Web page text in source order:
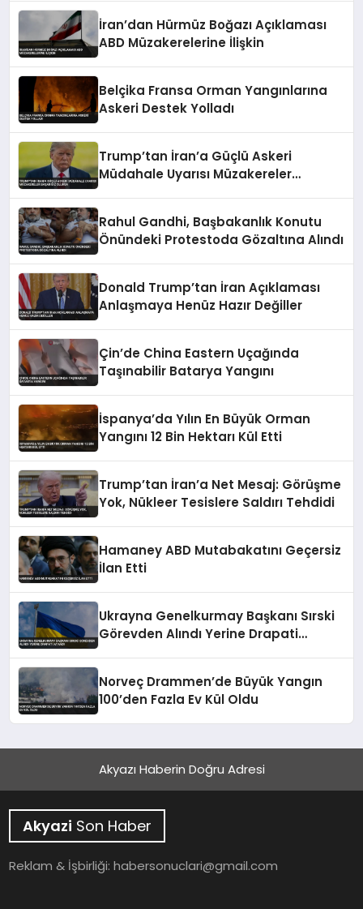
İran’dan Hürmüz Boğazı Açıklaması
ABD Müzakerelerine İlişkin
Belçika Fransa Orman Yangınlarına
Askeri Destek Yolladı
Trump’tan İran’a Güçlü Askeri
Müdahale Uyarısı Müzakereler
Rahul Gandhi, Başbakanlık Konutu
Önündeki Protestoda Gözaltına Alındı
Donald Trump’tan İran Açıklaması
Anlaşmaya Henüz Hazır Değiller
Çin’de China Eastern Uçağında
Taşınabilir Batarya Yangını
İspanya’da Yılın En Büyük Orman
Yangını 12 Bin Hektarı Kül Etti
Trump’tan İran’a Net Mesaj: Görüşme
Yok, Nükleer Tesislere Saldırı Tehdidi
Hamaney ABD Mutabakatını Geçersiz
İlan Etti
Ukrayna Genelkurmay Başkanı Sırski
Görevden Alındı Yerine Drapati
Norveç Drammen’de Büyük Yangın
100’den Fazla Ev Kül Oldu
Akyazı Haberin Doğru Adresi
Akyazi Son Haber
Reklam & İşbirliği:habersonuclari@gmail.com